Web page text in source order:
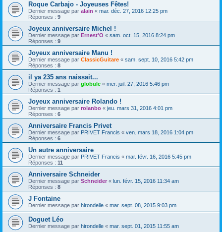
Roque Carbajo - Joyeuses Fêtes!
Dernier message par alain « mar. déc. 27, 2016 12:25 pm
Réponses : 9
Joyeux anniversaire Michel !
Dernier message par Ernest'O « sam. oct. 15, 2016 8:24 pm
Réponses : 9
Joyeux anniversaire Manu !
Dernier message par ClassicGuitare « sam. sept. 10, 2016 5:42 pm
Réponses : 8
il ya 235 ans naissait...
Dernier message par globule « mer. juil. 27, 2016 5:46 pm
Réponses : 1
Joyeux anniversaire Rolando !
Dernier message par rolanbo « jeu. mars 31, 2016 4:01 pm
Réponses : 6
Anniversaire Francis Privet
Dernier message par PRIVET Francis « ven. mars 18, 2016 1:04 pm
Réponses : 6
Un autre anniversaire
Dernier message par PRIVET Francis « mar. févr. 16, 2016 5:45 pm
Réponses : 11
Anniversaire Schneider
Dernier message par Schneider « lun. févr. 15, 2016 11:34 am
Réponses : 8
J Fontaine
Dernier message par hirondelle « mar. sept. 08, 2015 9:03 pm
Doguet Léo
Dernier message par hirondelle « mar. sept. 01, 2015 11:55 am